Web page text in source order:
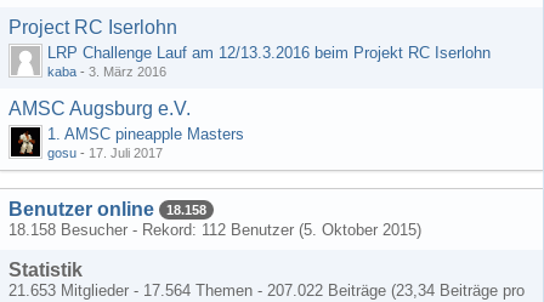
Project RC Iserlohn
LRP Challenge Lauf am 12/13.3.2016 beim Projekt RC Iserlohn
kaba - 3. März 2016
AMSC Augsburg e.V.
1. AMSC pineapple Masters
gosu - 17. Juli 2017
Benutzer online 18.158
18.158 Besucher - Rekord: 112 Benutzer (5. Oktober 2015)
Statistik
21.653 Mitglieder - 17.564 Themen - 207.022 Beiträge (23,34 Beiträge pro